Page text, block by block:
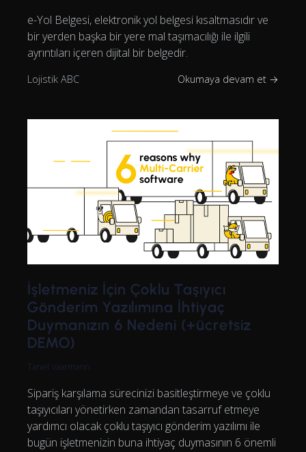
e-Yol Belgesi, elektronik yol belgesi kısaltmasıdır ve
bir yerden başka bir yere mal taşımacılığı ile ilgili
ayrıntıları içeren dijital bir belgedir.
Lojistik ABC Okumaya devam et →
İşletmeniz İçin Çoklu Taşıyıcı
Gönderim Yazılımına İhtiyaç
Duymanızın 6 Nedeni (+ücretsiz
DEMO)
Tanel Vaarmann
Sipariş karşılama sürecinizi basitleştirmeye ve çoklu
taşıyıcıları yönetirken zamandan tasarruf etmeye
yardımcı olacak çoklu taşıyıcı gönderim yazılımı ile
bugün işletmenizin buna ihtiyaç duymasının 6 önemli